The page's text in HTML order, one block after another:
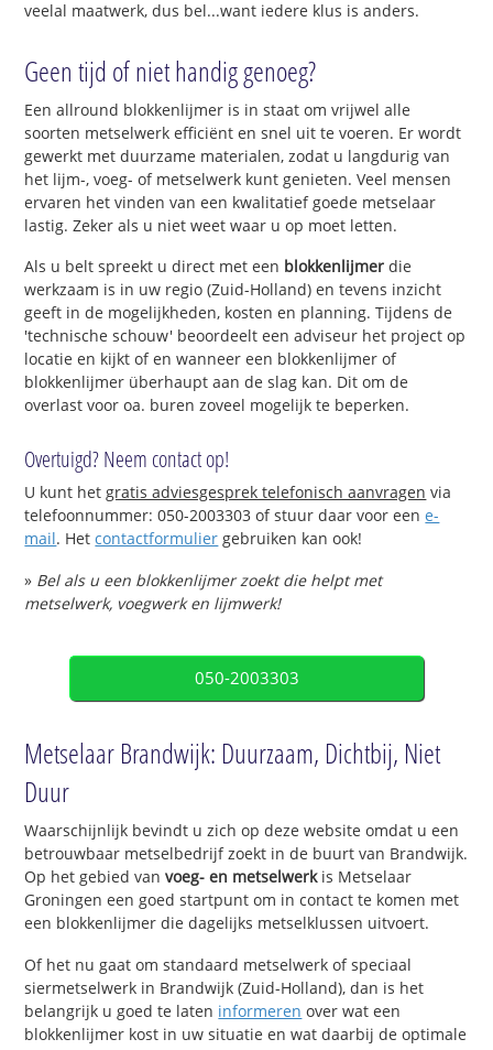
veelal maatwerk, dus bel...want iedere klus is anders.
Geen tijd of niet handig genoeg?
Een allround blokkenlijmer is in staat om vrijwel alle
soorten metselwerk efficiënt en snel uit te voeren. Er wordt
gewerkt met duurzame materialen, zodat u langdurig van
het lijm-, voeg- of metselwerk kunt genieten. Veel mensen
ervaren het vinden van een kwalitatief goede metselaar
lastig. Zeker als u niet weet waar u op moet letten.
Als u belt spreekt u direct met een blokkenlijmer die
werkzaam is in uw regio (Zuid-Holland) en tevens inzicht
geeft in de mogelijkheden, kosten en planning. Tijdens de
'technische schouw' beoordeelt een adviseur het project op
locatie en kijkt of en wanneer een blokkenlijmer of
blokkenlijmer überhaupt aan de slag kan. Dit om de
overlast voor oa. buren zoveel mogelijk te beperken.
Overtuigd? Neem contact op!
U kunt hetgratis adviesgesprek telefonisch aanvragen via
telefoonnummer: 050-2003303 of stuur daar voor eene-
mail. Hetcontactformulier gebruiken kan ook!
» Bel als u een blokkenlijmer zoekt die helpt met
metselwerk, voegwerk en lijmwerk!
050-2003303
Metselaar Brandwijk: Duurzaam, Dichtbij, Niet
Duur
Waarschijnlijk bevindt u zich op deze website omdat u een
betrouwbaar metselbedrijf zoekt in de buurt van Brandwijk.
Op het gebied van voeg- en metselwerkis Metselaar
Groningen een goed startpunt om in contact te komen met
een blokkenlijmer die dagelijks metselklussen uitvoert.
Of het nu gaat om standaard metselwerk of speciaal
siermetselwerk in Brandwijk (Zuid-Holland), dan is het
belangrijk u goed te laten informeren over wat een
blokkenlijmer kost in uw situatie en wat daarbij de optimale